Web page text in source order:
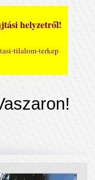
helyzetről!
tilalom-terkep